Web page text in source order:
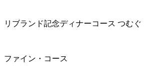
リブランド記念ディナーコース つむぐ
ファイン・コース